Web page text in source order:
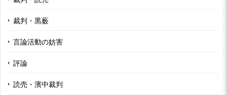
裁判・黒薮
言論活動の妨害
評論
読売・濱中裁判